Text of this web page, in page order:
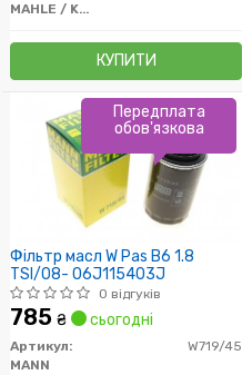
MAHLE / KNECHT
КУПИТИ
Фільтр масл W Pas B6 1.8
TSI/08- 06J115403J
0 відгуків
785 ₴ сьогодні
Артикул:
W719/45
MANN
Передплата
обов'язкова